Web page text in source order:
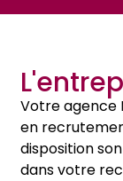
Votre agence
en
disposition
dans votre